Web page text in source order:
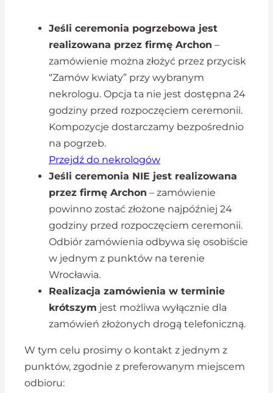
Jeśli ceremonia pogrzebowa jest
realizowana przez firmę Archon –
zamówienie można złożyć przez przycisk
“Zamów kwiaty” przy wybranym
nekrologu. Opcja ta nie jest dostępna 24
godziny przed rozpoczęciem ceremonii.
Kompozycje dostarczamy bezpośrednio
na pogrzeb.
Przejdź do nekrologów
Jeśli ceremonia NIE jest realizowana
przez firmę Archon – zamówienie
powinno zostać złożone najpóźniej 24
godziny przed rozpoczęciem ceremonii.
Odbiór zamówienia odbywa się osobiście
w jednym z punktów na terenie
Wrocławia.
Realizacja zamówienia w terminie
krótszym jest możliwa wyłącznie dla
zamówień złożonych drogą telefoniczną.
W tym celu prosimy o kontakt z jednym z
punktów, zgodnie z preferowanym miejscem
odbioru: